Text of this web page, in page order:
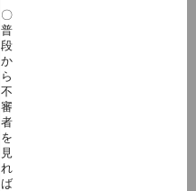
〇
普
段
か
ら
不
審
者
を
見
れ
ば